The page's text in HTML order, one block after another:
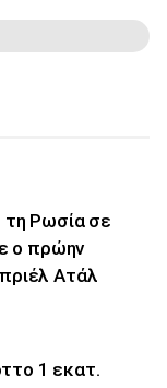
τη Ρωσία σε
ο πρώην
Ατάλ
1 εκατ.